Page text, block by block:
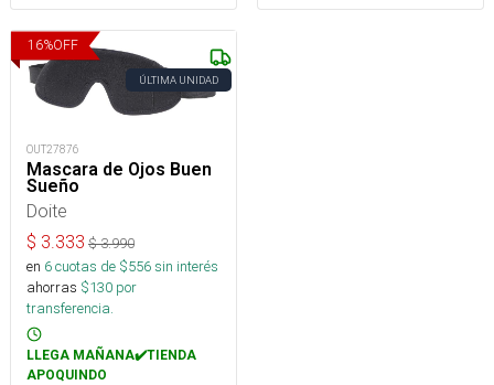
16%OFF
ÚLTIMA UNIDAD
OUT27876
Mascara de Ojos Buen
Sueño
Doite
$ 3.333 $3.990
en 6cuotas de $556sin interés
ahorras $130 por
transferencia.
LLEGA MAÑANA✔️TIENDA
APOQUINDO